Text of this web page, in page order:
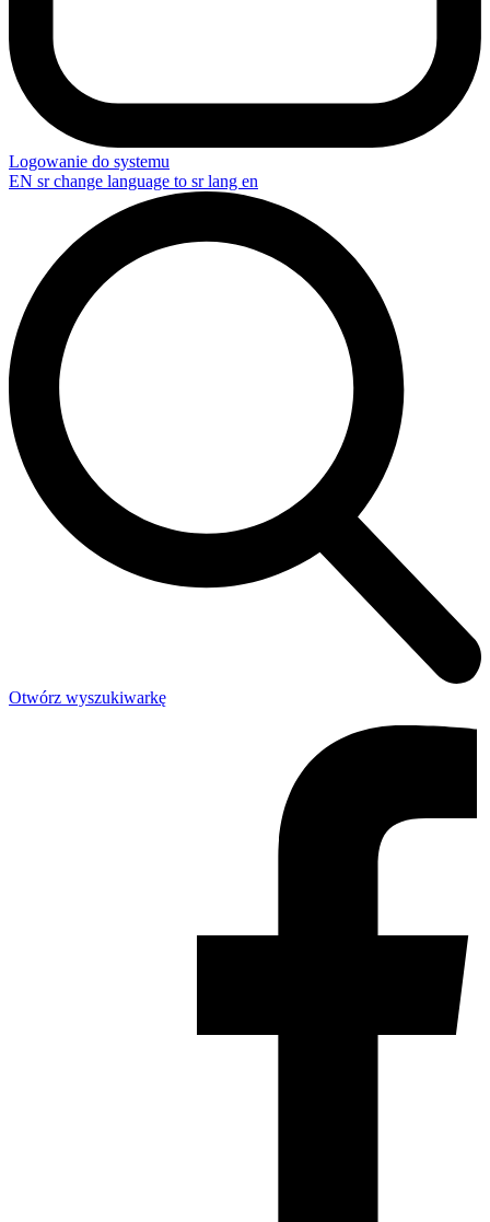
Logowanie do systemu
EN sr change language to sr lang en
Otwórz wyszukiwarkę